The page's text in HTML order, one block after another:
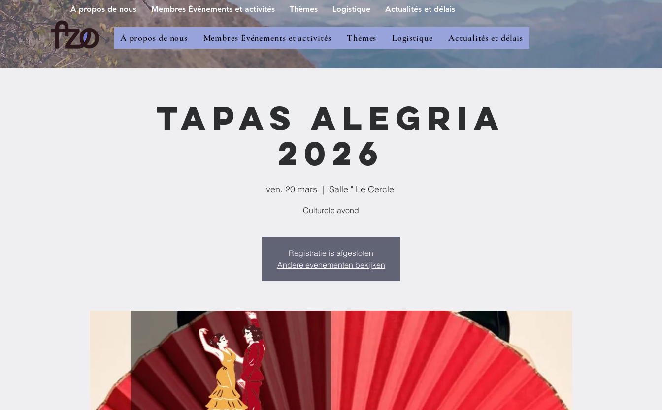
À propos de nous Membres Événements et activités Thèmes Logistique Actualités et délais
À propos de nous Membres Événements et activités Thèmes Logistique Actualités et délais
Tapas Alegria
2026
ven. 20 mars
  |
Salle " Le Cercle"
Culturele avond
Registratie is afgesloten
Andere evenementen bekijken